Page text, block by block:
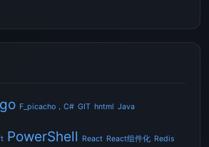
F_picacho，C# GIT hntml Java
PowerShell React React组件化 Redis